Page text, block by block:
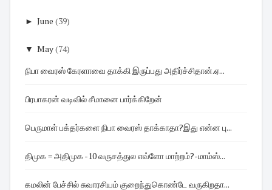
► June (39)
▼ May(74)
நிபா வைரஸ் கேரளாவை தாக்கி இருப்பது அதிர்ச்சிதான்.ஏ...
பிரபாகரன் வடிவில் சீமானை பார்க்கிறேன்
பெருமாள் பக்தர்களை நிபா வைரஸ் தாக்காதா?இது என்ன பு...
திமுக = அதிமுக -10 வருசத்துல எவ்ளோ மாற்றம்?-மாம்ஸ்...
கமலின் பேச்சில் சுவாரசியம் குறைந்துகொண்டே வருகிறதா...